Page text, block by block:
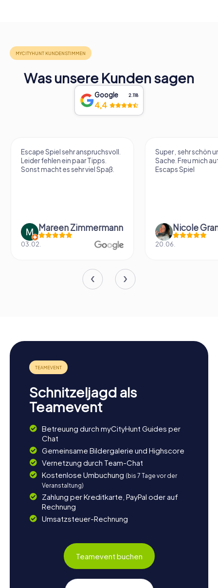
Was unsere Kunden sagen
Google 2.118
4,4
Escape Spiel sehr anspruchsvoll.
Leider fehlen ein paar Tipps.
Sonst macht es sehr viel Spaß.
Mareen Zimmermann
03.02.
Super , sehr schön
Sache. Freu mich
Escaps Spiel
Nicole
20.06.
Schnitzeljagd als
Teamevent
Betreuung durch myCityHunt Guides per
Chat
Gemeinsame Bildergalerie und Highscore
Vernetzung durch Team-Chat
Kostenlose Umbuchung (bis 7 Tage vor der
Veranstaltung)
Zahlung per Kreditkarte, PayPal oder auf
Rechnung
Umsatzsteuer-Rechnung
Teamevent buchen